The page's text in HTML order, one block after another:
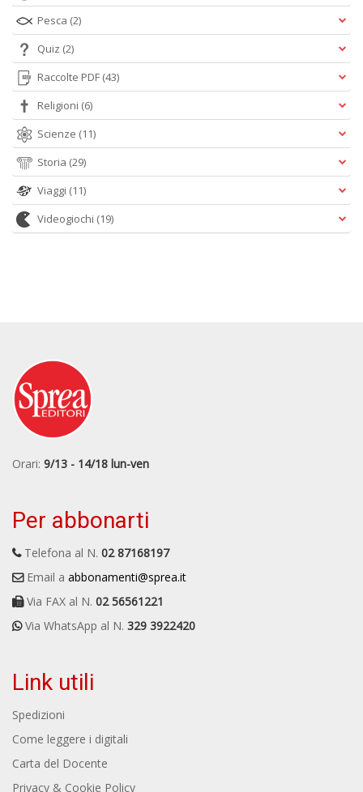
Pesca (2)
Quiz (2)
Raccolte PDF (43)
Religioni (6)
Scienze (11)
Storia (29)
Viaggi (11)
Videogiochi (19)
Orari: 9/13 - 14/18 lun-ven
Per abbonarti
Telefona al N. 02 87168197
Email a abbonamenti@sprea.it
Via FAX al N. 02 56561221
Via WhatsApp al N. 329 3922420
Link utili
Spedizioni
Come leggere i digitali
Carta del Docente
Privacy & Cookie Policy